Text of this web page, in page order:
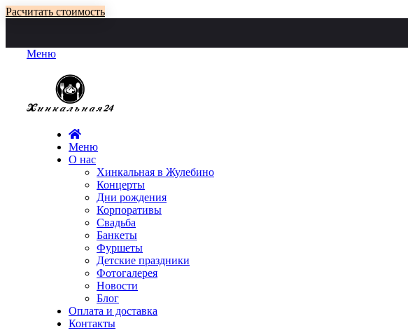
Расчитать стоимость
Меню
Меню
О нас
Хинкальная в Жулебино
Концерты
Дни рождения
Корпоративы
Свадьба
Банкеты
Фуршеты
Детские праздники
Фотогалерея
Новости
Блог
Оплата и доставка
Контакты